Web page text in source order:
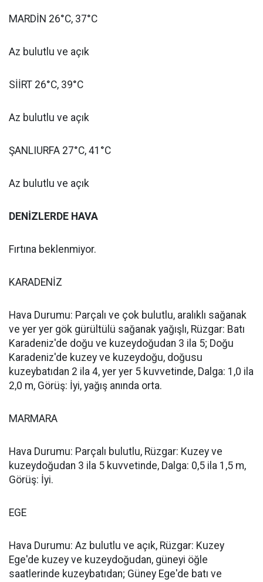
MARDİN 26°C, 37°C
Az bulutlu ve açık
SİİRT 26°C, 39°C
Az bulutlu ve açık
ŞANLIURFA 27°C, 41°C
Az bulutlu ve açık
DENİZLERDE HAVA
Fırtına beklenmiyor.
KARADENİZ
Hava Durumu: Parçalı ve çok bulutlu, aralıklı sağanak
ve yer yer gök gürültülü sağanak yağışlı, Rüzgar: Batı
Karadeniz'de doğu ve kuzeydoğudan 3 ila 5; Doğu
Karadeniz'de kuzey ve kuzeydoğu, doğusu
kuzeybatıdan 2 ila 4, yer yer 5 kuvvetinde, Dalga: 1,0 ila
2,0 m, Görüş: İyi, yağış anında orta.
MARMARA
Hava Durumu: Parçalı bulutlu, Rüzgar: Kuzey ve
kuzeydoğudan 3 ila 5 kuvvetinde, Dalga: 0,5 ila 1,5 m,
Görüş: İyi.
EGE
Hava Durumu: Az bulutlu ve açık, Rüzgar: Kuzey
Ege'de kuzey ve kuzeydoğudan, güneyi öğle
saatlerinde kuzeybatıdan; Güney Ege'de batı ve